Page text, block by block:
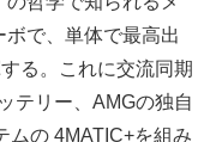
で、単体で最高出
る。これに交流同期
テリー、AMGの独自
ムの 4MATIC+を組み